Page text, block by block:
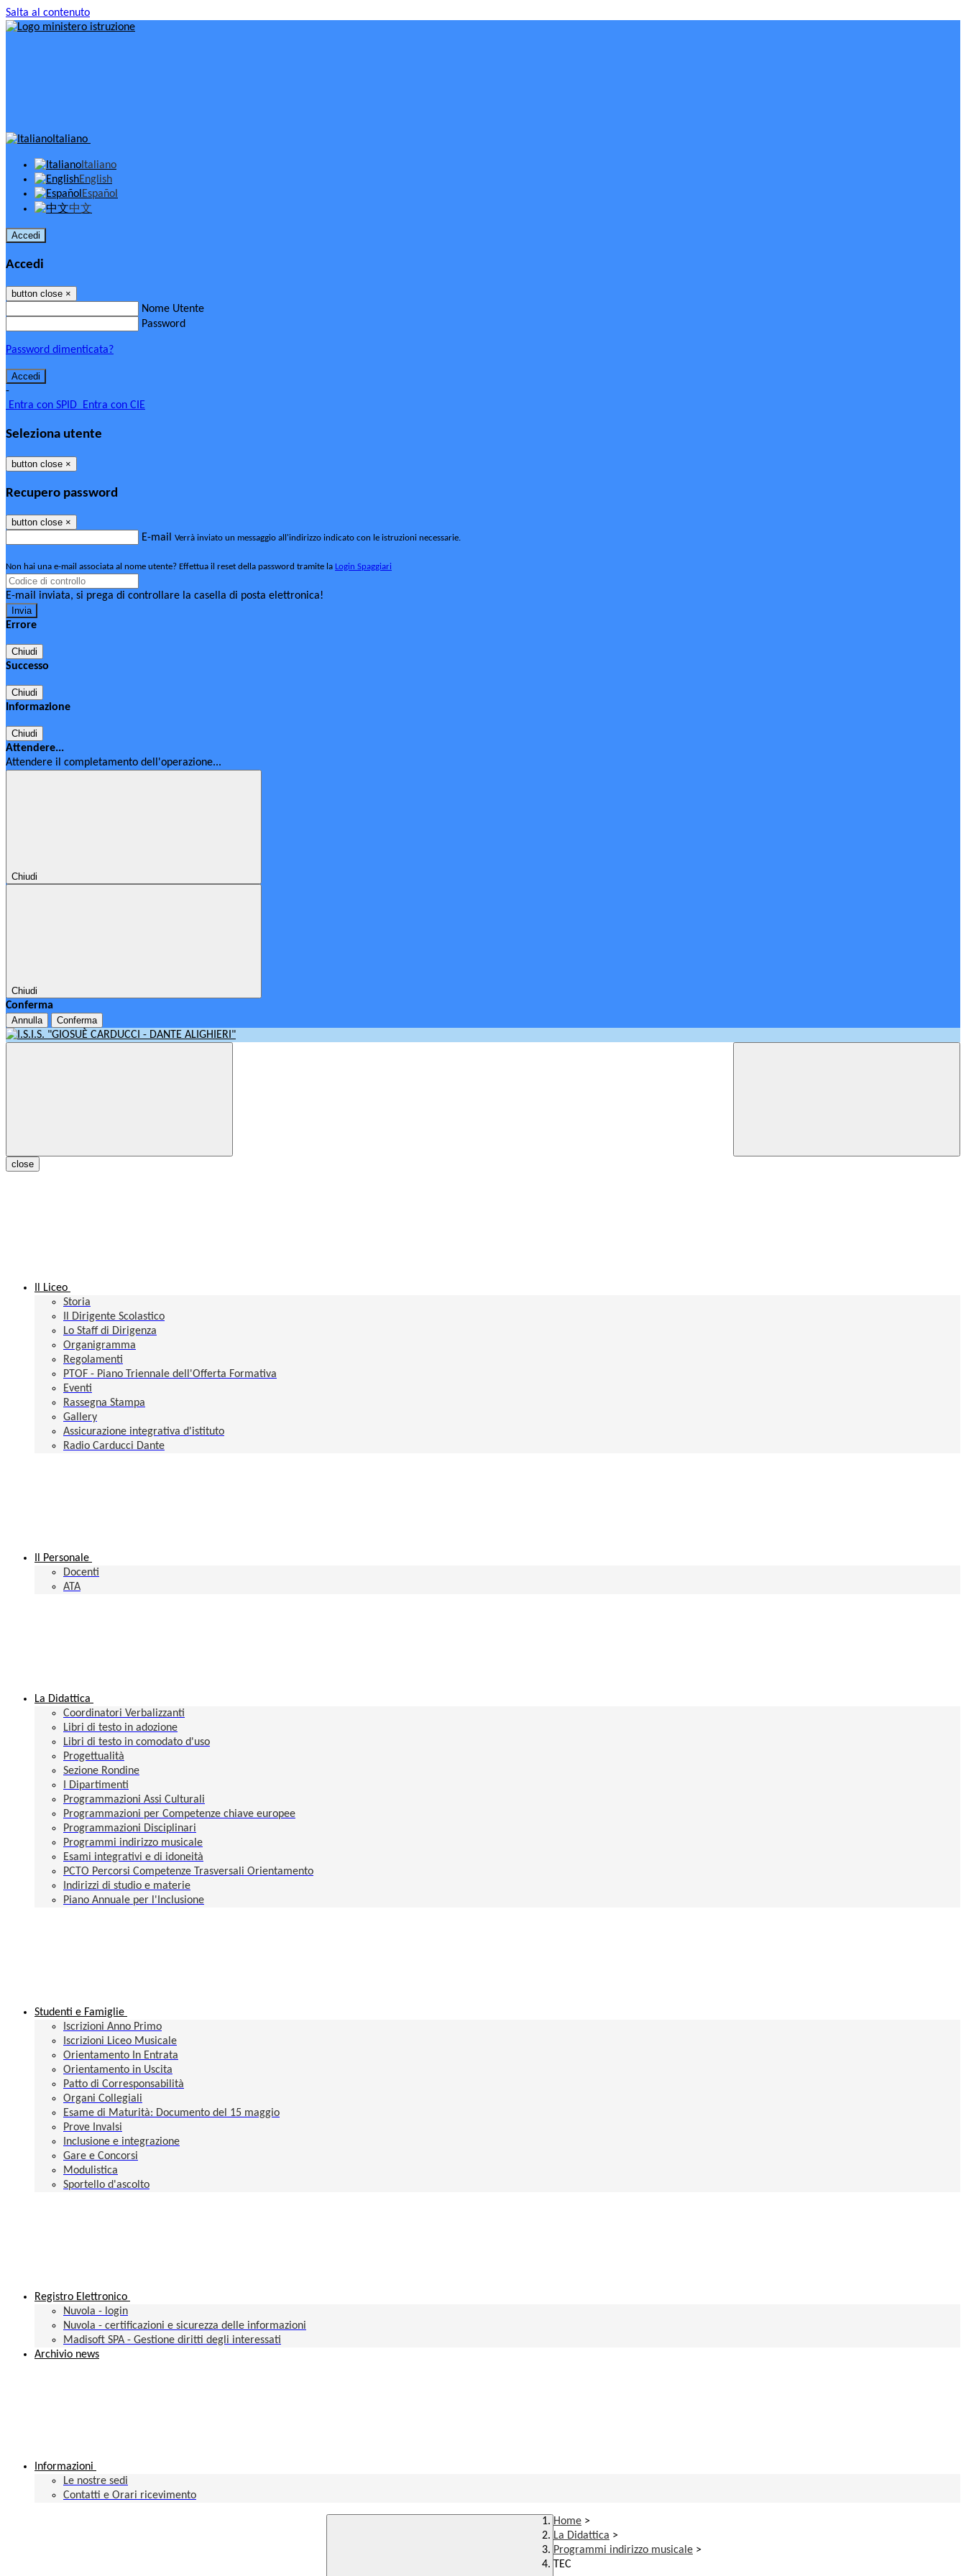
Salta al contenuto
Italiano
Italiano
English
Español
中文
Accedi
Accedi
button close ×
Nome Utente
Password
Password dimenticata?
-
Entra con SPID Entra con CIE
Seleziona utente
button close ×
Recupero password
button close ×
E-mail Verrà inviato un messaggio all'indirizzo indicato con le istruzioni necessarie.
Non hai una e-mail associata al nome utente? Effettua il reset della password tramite la Login Spaggiari
E-mail inviata, si prega di controllare la casella di posta elettronica!
Errore
Chiudi
Successo
Chiudi
Informazione
Chiudi
Attendere...
Attendere il completamento dell'operazione...
Chiudi
Chiudi
Conferma
Annulla Conferma
close
Il Liceo
Storia
Il Dirigente Scolastico
Lo Staff di Dirigenza
Organigramma
Regolamenti
PTOF - Piano Triennale dell'Offerta Formativa
Eventi
Rassegna Stampa
Gallery
Assicurazione integrativa d'istituto
Radio Carducci Dante
Il Personale
Docenti
ATA
La Didattica
Coordinatori Verbalizzanti
Libri di testo in adozione
Libri di testo in comodato d'uso
Progettualità
Sezione Rondine
I Dipartimenti
Programmazioni Assi Culturali
Programmazioni per Competenze chiave europee
Programmazioni Disciplinari
Programmi indirizzo musicale
Esami integrativi e di idoneità
PCTO Percorsi Competenze Trasversali Orientamento
Indirizzi di studio e materie
Piano Annuale per l'Inclusione
Studenti e Famiglie
Iscrizioni Anno Primo
Iscrizioni Liceo Musicale
Orientamento In Entrata
Orientamento in Uscita
Patto di Corresponsabilità
Organi Collegiali
Esame di Maturità: Documento del 15 maggio
Prove Invalsi
Inclusione e integrazione
Gare e Concorsi
Modulistica
Sportello d'ascolto
Registro Elettronico
Nuvola - login
Nuvola - certificazioni e sicurezza delle informazioni
Madisoft SPA - Gestione diritti degli interessati
Archivio news
Informazioni
Le nostre sedi
Contatti e Orari ricevimento
Home >
La Didattica >
Programmi indirizzo musicale >
TEC